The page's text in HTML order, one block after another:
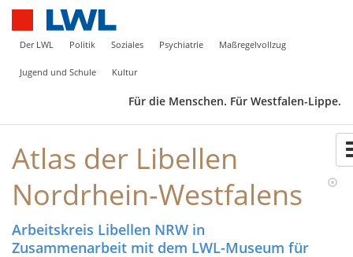
Der LWL Politik Soziales Psychiatrie Maßregelvollzug
Jugend und Schule Kultur
Für die Menschen. Für Westfalen-Lippe.
Atlas der Libellen
Nordrhein-Westfalens
Arbeitskreis Libellen NRW in
Zusammenarbeit mit dem LWL-Museum für